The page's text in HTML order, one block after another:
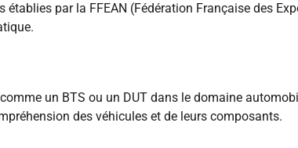
par la FFEAN (Fédération Française des
un BTS ou un DUT dans le domaine
des véhicules et de leurs composants.